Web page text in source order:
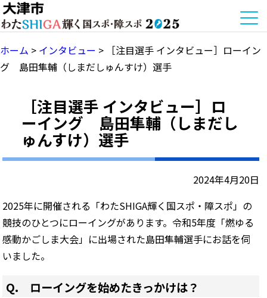
ホーム > インタビュー >
［注目選手 インタビュー］ローイン
グ 島田隼輔（しまだしゅんすけ）選手
［注目選手 インタビュー］ロ
ーイング 島田隼輔（しまだし
ゅんすけ）選手
2024年4月20日
2025年に開催される「わたSHIGA輝く国スポ・障スポ」の
競技のひとつにローイングがあります。令和5年度「燃ゆる
感動かごしま大会」に出場された島田隼輔選手にお話を伺
いました。
Q. ローイングを始めたきっかけは？